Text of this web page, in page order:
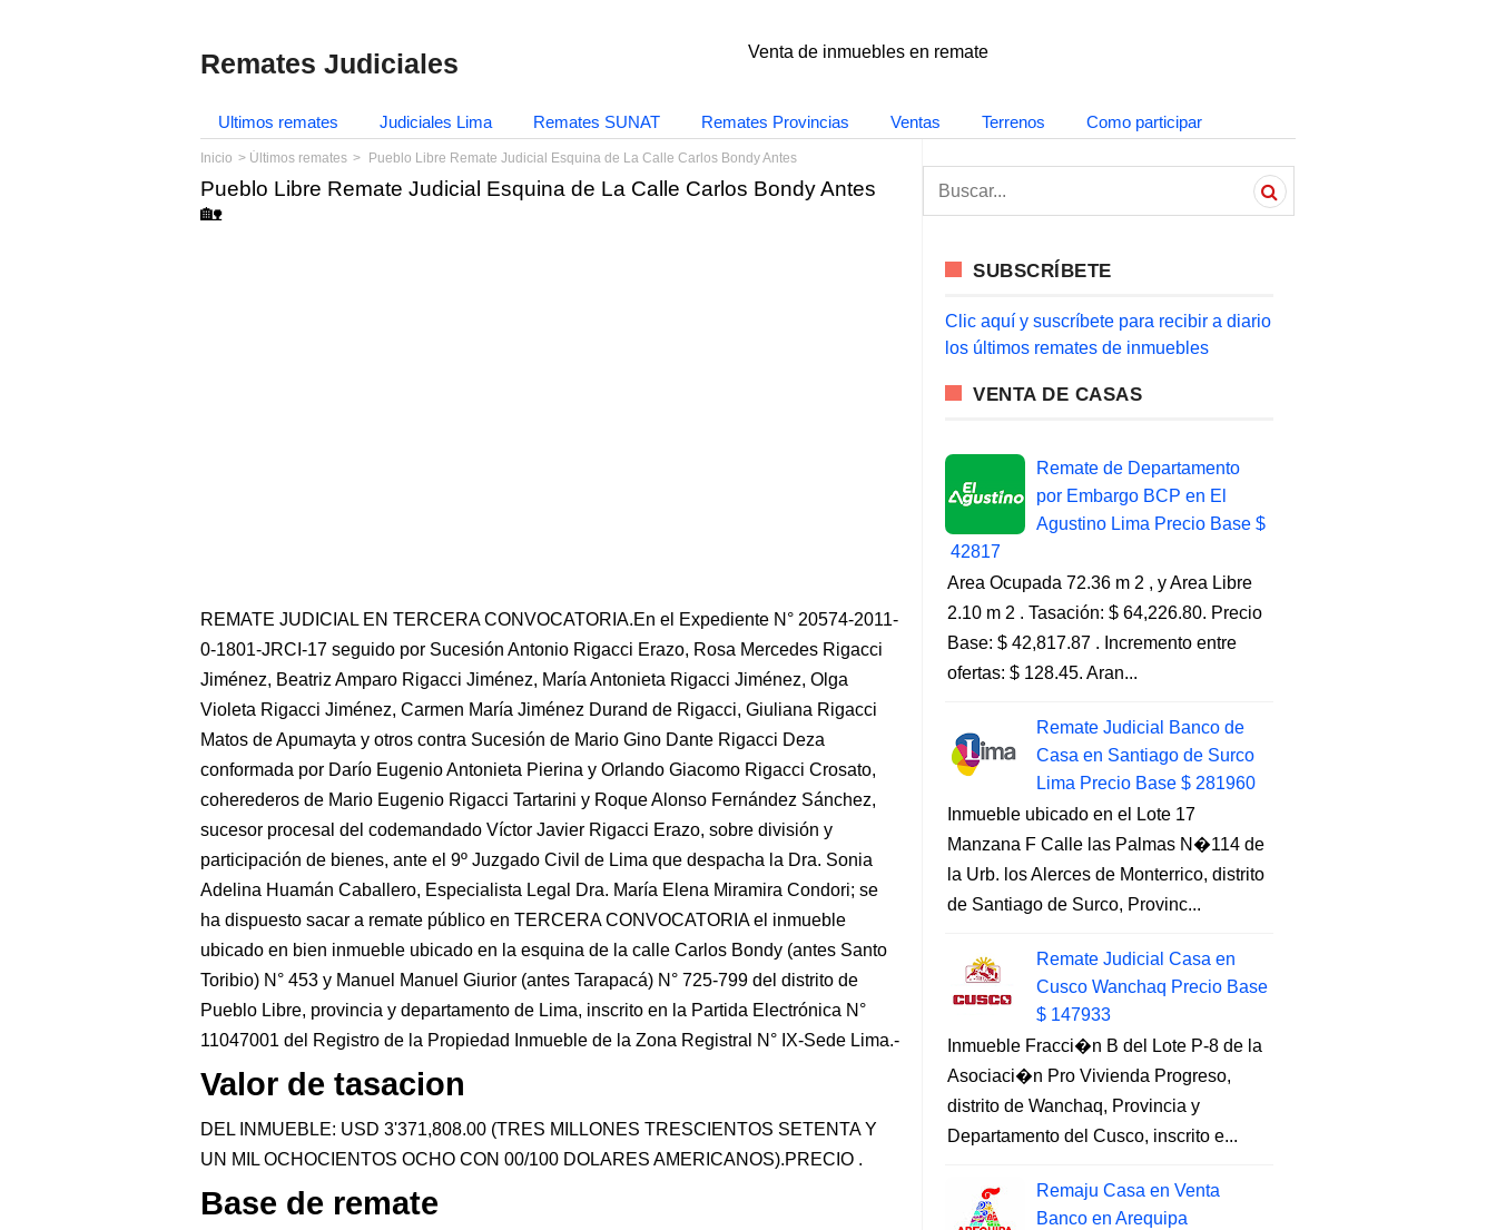
Remates Judiciales Venta de inmuebles en remate
Ultimos remates Judiciales Lima Remates SUNAT Remates Provincias Ventas Terrenos Como participar
Inicio Últimos remates Pueblo Libre Remate Judicial Esquina de La Calle Carlos Bondy Antes
Pueblo Libre Remate Judicial Esquina de La Calle Carlos Bondy Antes
🏡
REMATE JUDICIAL EN TERCERA CONVOCATORIA.En el Expediente N° 20574-2011-
0-1801-JRCI-17 seguido por Sucesión Antonio Rigacci Erazo, Rosa Mercedes Rigacci
Jiménez, Beatriz Amparo Rigacci Jiménez, María Antonieta Rigacci Jiménez, Olga
Violeta Rigacci Jiménez, Carmen María Jiménez Durand de Rigacci, Giuliana Rigacci
Matos de Apumayta y otros contra Sucesión de Mario Gino Dante Rigacci Deza
conformada por Darío Eugenio Antonieta Pierina y Orlando Giacomo Rigacci Crosato,
coherederos de Mario Eugenio Rigacci Tartarini y Roque Alonso Fernández Sánchez,
sucesor procesal del codemandado Víctor Javier Rigacci Erazo, sobre división y
participación de bienes, ante el 9º Juzgado Civil de Lima que despacha la Dra. Sonia
Adelina Huamán Caballero, Especialista Legal Dra. María Elena Miramira Condori; se
ha dispuesto sacar a remate público en TERCERA CONVOCATORIA el inmueble
ubicado en bien inmueble ubicado en la esquina de la calle Carlos Bondy (antes Santo
Toribio) N° 453 y Manuel Manuel Giurior (antes Tarapacá) N° 725-799 del distrito de
Pueblo Libre, provincia y departamento de Lima, inscrito en la Partida Electrónica N°
11047001 del Registro de la Propiedad Inmueble de la Zona Registral N° IX-Sede Lima.-
Valor de tasacion
DEL INMUEBLE: USD 3'371,808.00 (TRES MILLONES TRESCIENTOS SETENTA Y
UN MIL OCHOCIENTOS OCHO CON 00/100 DOLARES AMERICANOS).PRECIO .
Base de remate
a
SUBSCRÍBETE
Clic aquí y suscríbete para recibir a diario
los últimos remates de inmuebles
VENTA DE CASAS
Remate de Departamento
por Embargo BCP en El
Agustino Lima Precio Base $
42817
Area Ocupada 72.36 m 2 , y Area Libre
2.10 m 2 . Tasación: $ 64,226.80. Precio
Base: $ 42,817.87 . Incremento entre
ofertas: $ 128.45. Aran...
Remate Judicial Banco de
Casa en Santiago de Surco
Lima Precio Base $ 281960
Inmueble ubicado en el Lote 17
Manzana F Calle las Palmas N�114 de
la Urb. los Alerces de Monterrico, distrito
de Santiago de Surco, Provinc...
Remate Judicial Casa en
Cusco Wanchaq Precio Base
$ 147933
Inmueble Fracci�n B del Lote P-8 de la
Asociaci�n Pro Vivienda Progreso,
distrito de Wanchaq, Provincia y
Departamento del Cusco, inscrito e...
Remaju Casa en Venta
Banco en Arequipa